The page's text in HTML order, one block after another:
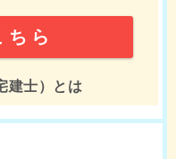
ちら
建士）とは